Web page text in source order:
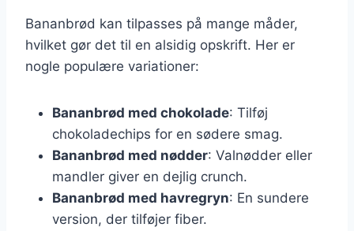
Bananbrød kan tilpasses på mange måder,
hvilket gør det til en alsidig opskrift. Her er
nogle populære variationer:
Bananbrød med chokolade: Tilføj
chokoladechips for en sødere smag.
Bananbrød med nødder: Valnødder eller
mandler giver en dejlig crunch.
Bananbrød med havregryn: En sundere
version, der tilføjer fiber.